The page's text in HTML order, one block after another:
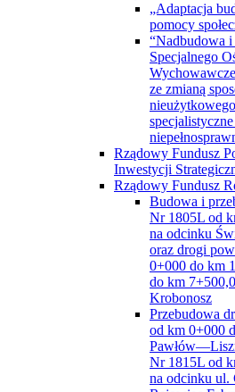
„Adaptacja
pomocy
“Nadbudowa
Specjalnego
ze zmianą
Rządowy Fundusz
Inwestycji
Rządowy Fundusz
Budowa i
Nr 1805L od
na odcinku
oraz drogi
0+000 do km
do km
Krobonosz
Przebudowa
od km 0+000
Nr 1815L od
na odcinku ul.